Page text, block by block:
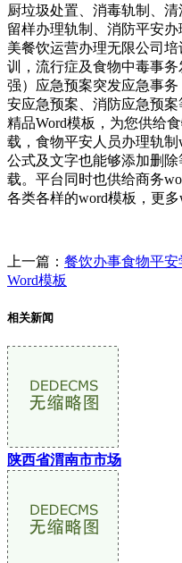
厨垃圾处置、消毒轨制、
留样办理轨制、消防平安
美餐饮运营办理无限公司
训，流行症及食物中毒事
强）应急预案突发应急事
安应急预案、消防应急预
精品Word模板，为您供给
载，食物平安人员办理轨制
公式及文字也能够添加删
载。平台同时也供给商务
各类各样的word模板，更多
上一篇： 餐饮办事食物平安
Word模板
相关新闻
陕西省渭南市市场